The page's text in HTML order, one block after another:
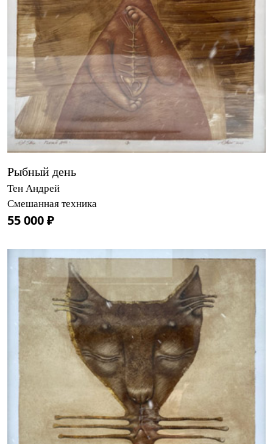
Рыбный день
Тен Андрей
Смешанная техника
55 000 ₽